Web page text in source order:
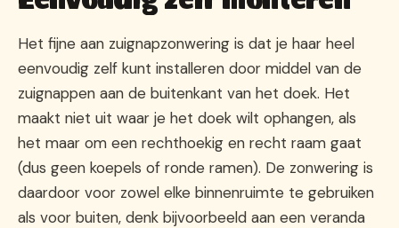
Het fijne aan zuignapzonwering is dat je haar heel
eenvoudig zelf kunt installeren door middel van de
zuignappen aan de buitenkant van het doek. Het
maakt niet uit waar je het doek wilt ophangen, als
het maar om een rechthoekig en recht raam gaat
(dus geen koepels of ronde ramen). De zonwering is
daardoor voor zowel elke binnenruimte te gebruiken
als voor buiten, denk bijvoorbeeld aan een veranda